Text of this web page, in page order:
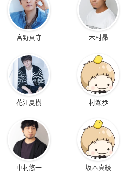
宮野真守 木村昴
花江夏樹 村瀬歩
中村悠一 坂本真綾